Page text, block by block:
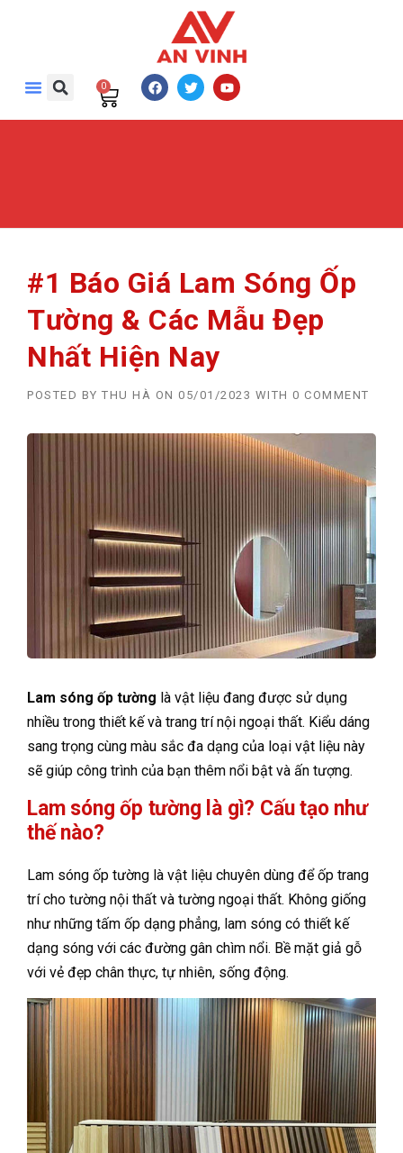
0
#1 Báo Giá Lam Sóng Ốp
Tường & Các Mẫu Đẹp
Nhất Hiện Nay
POSTED BY THU HÀ ON 05/01/2023 WITH 0 COMMENT
Lam sóng ốp tường là vật liệu đang được sử dụng
nhiều trong thiết kế và trang trí nội ngoại thất. Kiểu dáng
sang trọng cùng màu sắc đa dạng của loại vật liệu này
sẽ giúp công trình của bạn thêm nổi bật và ấn tượng.
Lam sóng ốp tường là gì? Cấu tạo như
thế nào?
Lam sóng ốp tường là vật liệu chuyên dùng để ốp trang
trí cho tường nội thất và tường ngoại thất. Không giống
như những tấm ốp dạng phẳng, lam sóng có thiết kế
dạng sóng với các đường gân chìm nổi. Bề mặt giả gỗ
với vẻ đẹp chân thực, tự nhiên, sống động.